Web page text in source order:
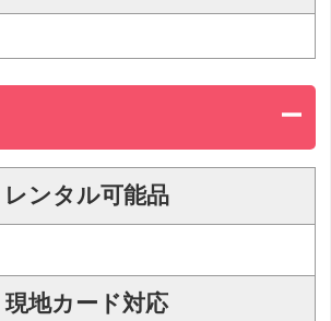
レンタル可能品
現地カード対応